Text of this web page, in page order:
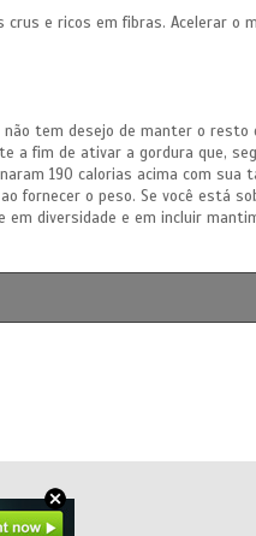
e ricos em fibras. Acelerar
tem desejo de manter o
fim de ativar a gordura que,
190 calorias acima com sua
fornecer o peso. Se você está
diversidade e em incluir